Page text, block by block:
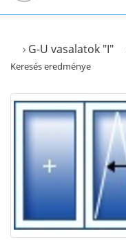
G-U vasalatok "I"
Keresés eredménye